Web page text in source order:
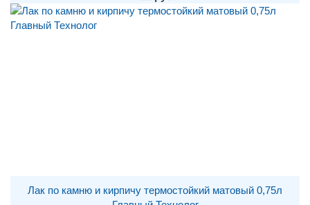
Лак по камню и кирпичу термостойкий матовый 0,75л